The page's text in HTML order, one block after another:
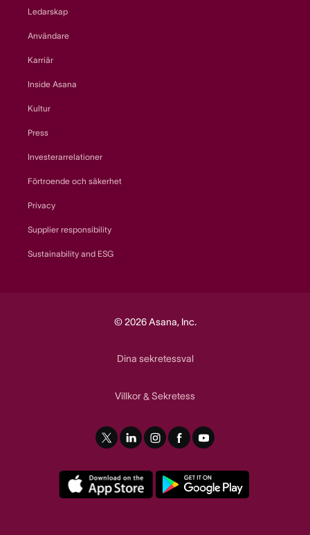
Ledarskap
Användare
Karriär
Inside Asana
Kultur
Press
Investerarrelationer
Förtroende och säkerhet
Privacy
Supplier responsibility
Sustainability and ESG
© 2026 Asana, Inc.
Dina sekretessval
Villkor& Sekretess